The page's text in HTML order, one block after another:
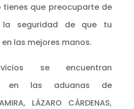
tienes que preocuparte de
la seguridad de que tu
las mejores manos.
se encuentran
en las aduanas de
LÁZARO CÁRDENAS,